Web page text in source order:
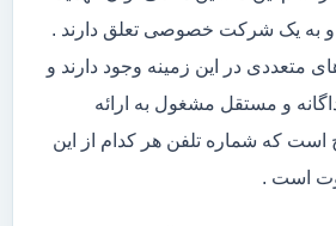
و به یک شرکت خصوصی تعلق دارند .
متعددی در این زمینه وجود دارند و
و مستقل مشغول به ارائه
که شماره تلفن هر کدام از این
است .